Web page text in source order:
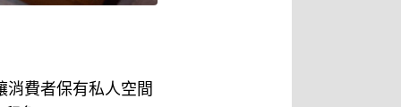
消費者保有私人空間